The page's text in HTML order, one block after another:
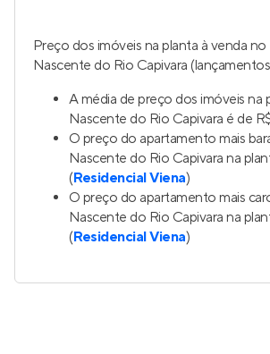
Preço dos imóveis na planta à venda
Nascente do Rio Capivara
A média de preço dos imóveis na
Nascente do Rio Capivara é de
O preço do apartamento mais
Nascente do Rio Capivara na
(Residencial Viena)
O preço do apartamento mais
Nascente do Rio Capivara na
(Residencial Viena)